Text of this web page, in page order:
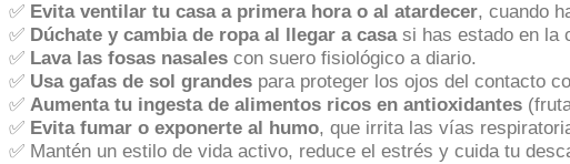
✅ Evita ventilar tu casa a primera hora o al atardecer, cuando
✅ Dúchate y cambia de ropa al llegar a casasi has estado en la
✅ Lava las fosas nasales con suero fisiológico a diario.
✅ Usa gafas de sol grandes para proteger los ojos del contacto
✅ Aumenta tu ingesta de alimentos ricos en antioxidantes
✅ Evita fumar o exponerte al humo, que irrita las vías
✅ Mantén un estilo de vida activo, reduce el estrés y cuida tu